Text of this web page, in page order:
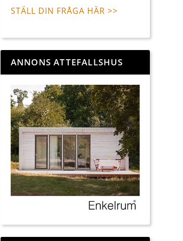
STÄLL DIN FRÅGA HÄR >>
ANNONS ATTEFALLSHUS